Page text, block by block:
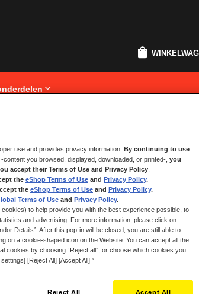
NIEUWE KLANTEN
Het aanmaken van een account heeft vele
registreren, volgen van bestellingen en meer.
ACCOUNT AANMAKEN
use and provides privacy information.
By continuing to use
-content you browsed, displayed, downloaded, or printed-, you
accept their Terms of Use and Privacy Policy
the eShop Terms of Use and Privacy Policy.
the eShop Terms of Use and Privacy Policy.
Terms of Use and Privacy Policy.
to help provide you with the best experience possible, to
and advertising. For more information, please click on
Details”. After this pop-in will be closed, you are still able to
on a cookie-shaped icon on the Website. You can accept all the
cookies by choosing “Reject all”, or choose which cookies you
[Reject All] [Accept All] ”
Reject All Accept All